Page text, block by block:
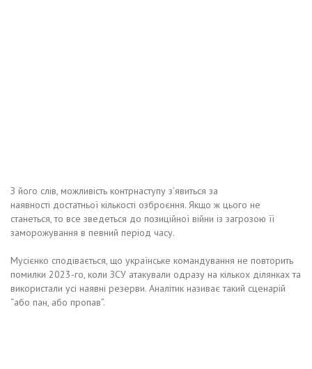
З його слів, можливість контрнаступу з’явиться за
наявності достатньої кількості озброєння. Якщо ж цього не
станеться, то все зведеться до позиційної війни із загрозою її
заморожування в певний період часу.
Мусієнко сподівається, що українське командування не повторить
помилки 2023-го, коли ЗСУ атакували одразу на кількох ділянках та
використали усі наявні резерви. Аналітик називає такий сценарій
“або пан, або пропав”.